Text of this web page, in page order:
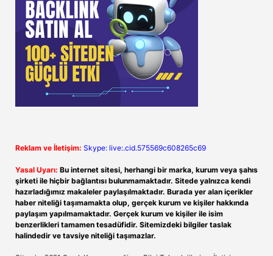
Reklam ve İletişim: Skype: live:.cid.575569c608265c69
Yasal Uyarı: Bu internet sitesi, herhangi bir marka, kurum veya şahıs
şirketi ile hiçbir bağlantısı bulunmamaktadır. Sitede yalnızca kendi
hazırladığımız makaleler paylaşılmaktadır. Burada yer alan içerikler
haber niteliği taşımamakta olup, gerçek kurum ve kişiler hakkında
paylaşım yapılmamaktadır. Gerçek kurum ve kişiler ile isim
benzerlikleri tamamen tesadüfidir. Sitemizdeki bilgiler taslak
halindedir ve tavsiye niteliği taşımazlar.